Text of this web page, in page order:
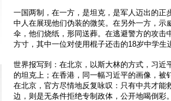
一国两制，在一方，是坦克，是军人迈出的正
中人在展现他们伪装的微笑。在另外一方，示
伞，他们烧纸，形同送葬。在逃避警方的攻击
方寸，其中一位对使用棍子还击的18岁中学生
世界报写到：在北京，以斯大林的方式，习近
的坦克上；在香港，同一幅习近平的画像，被
在北京，官方尽情地反复咏叹：只有中共才能
边，则是无条件拒绝专制政体，公开地喝倒彩